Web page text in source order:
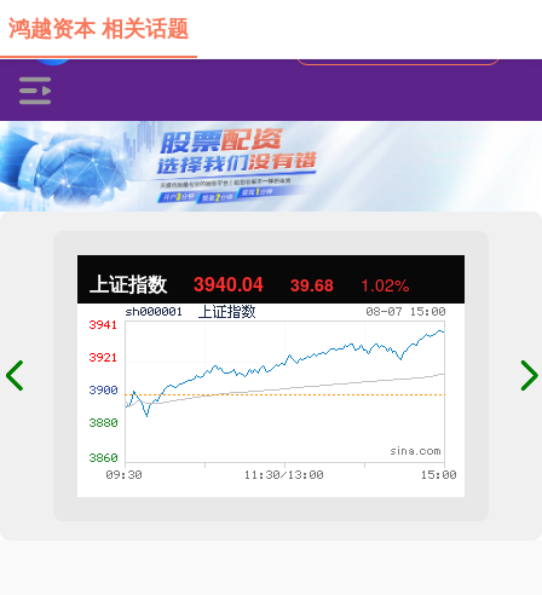
上证指数 3940.04 39.68 1.02%
鸿越资本 相关话题